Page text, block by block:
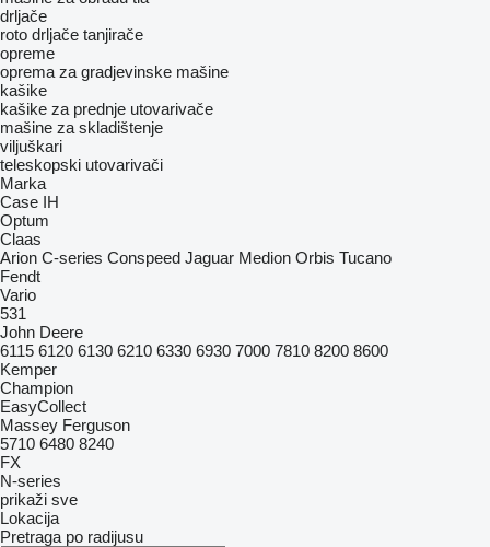
drljače
roto drljače tanjirače
opreme
oprema za gradjevinske mašine
kašike
kašike za prednje utovarivače
mašine za skladištenje
viljuškari
teleskopski utovarivači
Marka
Case IH
Optum
Claas
Arion C-series Conspeed Jaguar Medion Orbis Tucano
Fendt
Vario
531
John Deere
6115 6120 6130 6210 6330 6930 7000 7810 8200 8600
Kemper
Champion
EasyCollect
Massey Ferguson
5710 6480 8240
FX
N-series
prikaži sve
Lokacija
Pretraga po radijusu